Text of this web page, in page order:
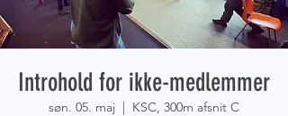
Introhold for ikke-medlemmer
søn. 05. maj
  |
KSC, 300m afsnit C